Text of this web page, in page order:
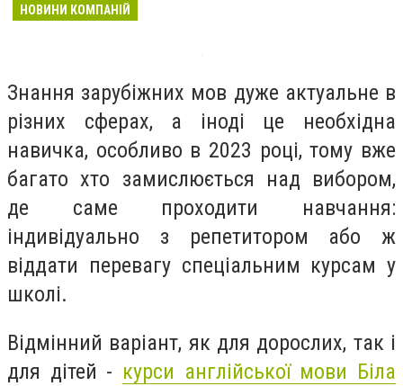
НОВИНИ КОМПАНІЙ
Знання зарубіжних мов дуже актуальне в
різних сферах, а іноді це необхідна
навичка, особливо в 2023 році, тому вже
багато хто замислюється над вибором,
де саме проходити навчання:
індивідуально з репетитором або ж
віддати перевагу спеціальним курсам у
школі.
Відмінний варіант, як для дорослих, так і
для дітей - курси англійської мови Біла